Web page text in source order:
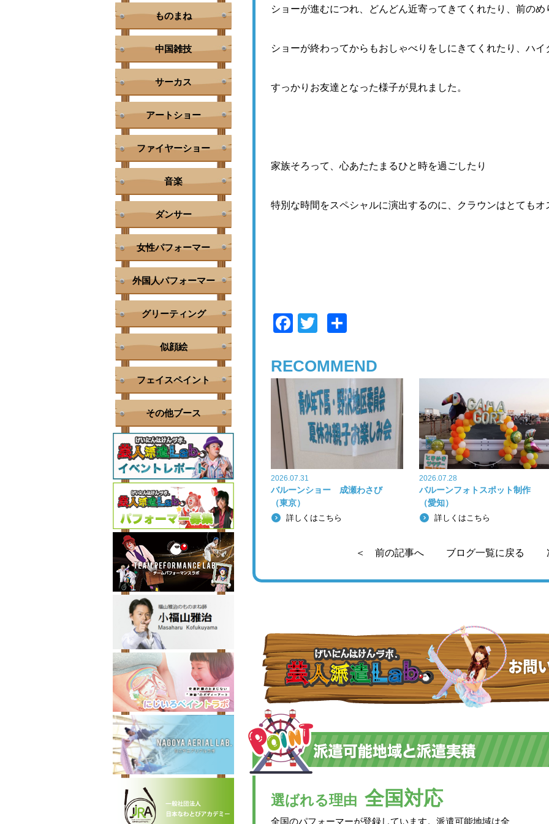
ショーが進むにつれ、どんどん近寄ってきてくれたり、前の
ショーが終わってからもおしゃべりをしにきてくれたり、ハ
すっかりお友達となった様子が見れました。
家族そろって、心あたたまるひと時を過ごしたり
特別な時間をスペシャルに演出するのに、クラウンはとても
F
c
e
b
o
k
T
tt
er
RECOMMEND
2026.07.31
バルーンショー 成瀬わさび
（東京）
詳しくはこちら
2026.07.28
バルーンフォトスポット制作
（愛知）
詳しくはこちら
＜ 前の記事へ ブログ一覧に戻る
選ばれる理由 全国対応
全国のパフォーマーが登録しています。派遣可能地域は全
ものまね
中国雑技
サーカス
アートショー
ファイヤーショー
音楽
ダンサー
女性パフォーマー
外国人パフォーマー
グリーティング
似顔絵
フェイスペイント
その他ブース